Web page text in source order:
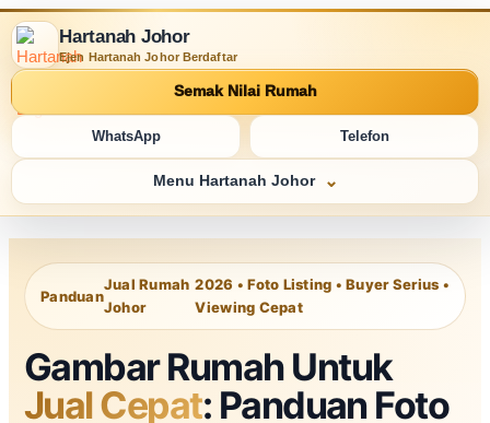
Hartanah Johor
Ejen Hartanah Johor Berdaftar
Semak Nilai Rumah
WhatsApp Telefon
Menu Hartanah Johor
Panduan
Jual Rumah
Johor
2026 • Foto Listing • Buyer Serius •
Viewing Cepat
Gambar Rumah Untuk
Jual Cepat: Panduan Foto